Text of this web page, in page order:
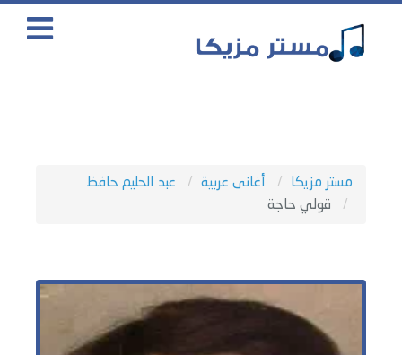
مستر مزيكا أغانى عربية
عبد الحليم حافظ
قولي حاجة